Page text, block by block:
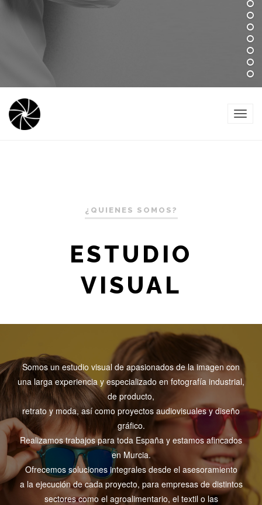
¿QUIENES SOMOS?
ESTUDIO
VISUAL
Somos un estudio visual de apasionados de la imagen con
una larga experiencia y especializado en fotografía industrial,
de producto,
retrato y moda, así como proyectos audiovisuales y diseño
gráfico.
Realizamos trabajos para toda España y estamos afincados
en Murcia.
Ofrecemos soluciones integrales desde el asesoramiento
a la ejecución de cada proyecto, para empresas de distintos
sectores como el agroalimentario, el textil o las